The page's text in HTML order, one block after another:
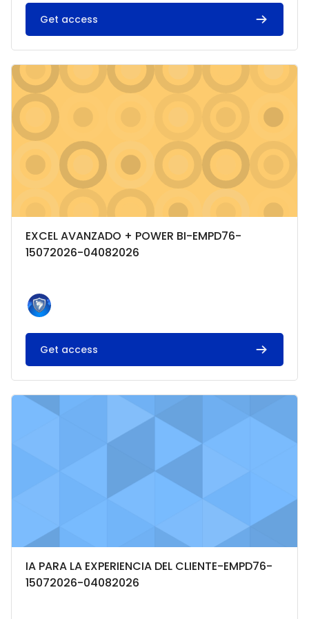
Get access
Imagen del curso EXCEL AVANZADO + POWER BI-EMPD76-
Categoría del curso
Nombre del curso
EXCEL AVANZADO + POWER BI-EMPD76-
15072026-04082026
Get access
Imagen del curso IA PARA LA EXPERIENCIA DEL CLIENTE-
Categoría del curso
Nombre del curso
IA PARA LA EXPERIENCIA DEL CLIENTE-EMPD76-
15072026-04082026